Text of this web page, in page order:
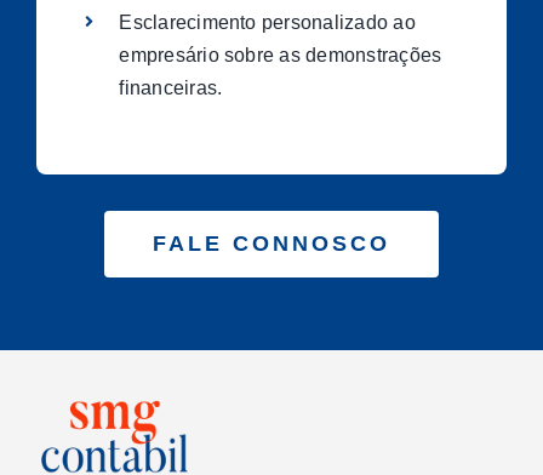
Esclarecimento personalizado ao
empresário sobre as demonstrações
financeiras.
FALE CONNOSCO